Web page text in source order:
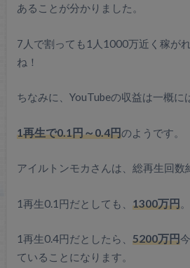
あることが分かりました。
7人で割っても1人1000万近く稼が
ね！
ちなみに、YouTubeの収益は一概に
1再生で0.1円～0.4円のようです。
アイルトンモカさんは、総再生回
1再生0.1円だとしても、 1300万円。
1再生0.4円だとしたら、 5200万円
ていることになります。